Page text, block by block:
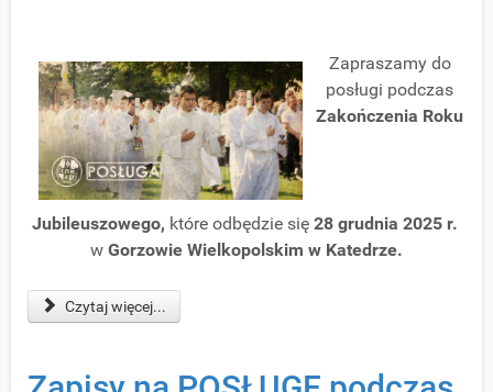
Zapraszamy do
posługi podczas
Zakończenia Roku
Jubileuszowego, które odbędzie się 28grudnia 2025 r.
w Gorzowie Wielkopolskim w Katedrze.
Czytaj więcej...